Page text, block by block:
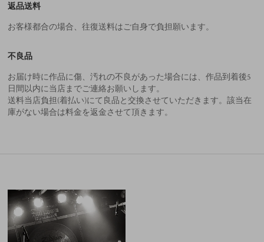
返品送料
お客様都合の場合、往復送料はご自身で負担願います。
不良品
お届け時に作品に傷、汚れの不良があった場合には、作品到着後5
日間以内に当店までご連絡お願いします。
送料当店負担(着払い)にて良品と交換させていただきます。該当在
庫がない場合は料金を返金させて頂きます。